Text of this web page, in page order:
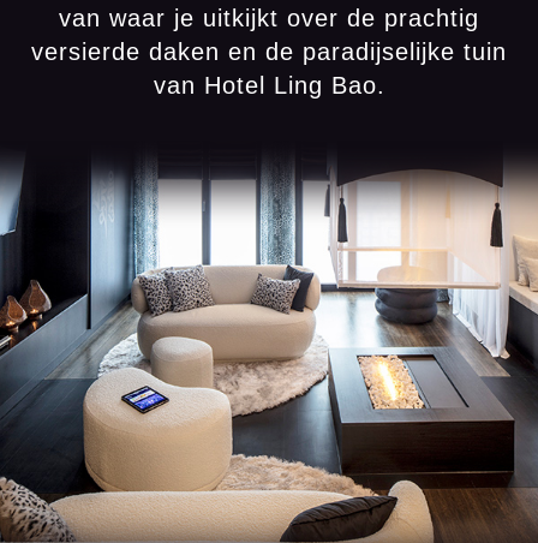
van waar je uitkijkt over de prachtig
versierde daken en de paradijselijke tuin
van Hotel Ling Bao.